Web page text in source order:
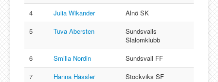
4
Julia Wikander
Alnö SK
5
Tuva Abersten
Sundsvalls
Slalomklubb
6
Smilla Nordin
Sundsvall FF
7
Hanna Hässler
Stockviks SF